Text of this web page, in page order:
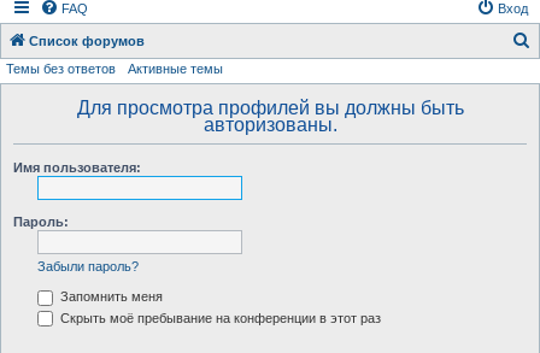
FAQ Вход
Список форумов
Темы без ответов Активные темы
Для просмотра профилей вы должны быть
авторизованы.
Имя пользователя:
Пароль:
Забыли пароль?
Запомнить меня
Скрыть моё пребывание на конференции в этот раз